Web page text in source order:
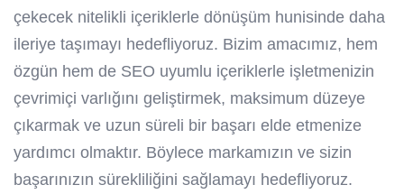
çekecek nitelikli içeriklerle dönüşüm hunisinde daha
ileriye taşımayı hedefliyoruz. Bizim amacımız, hem
özgün hem de SEO uyumlu içeriklerle işletmenizin
çevrimiçi varlığını geliştirmek, maksimum düzeye
çıkarmak ve uzun süreli bir başarı elde etmenize
yardımcı olmaktır. Böylece markamızın ve sizin
başarınızın sürekliliğini sağlamayı hedefliyoruz.